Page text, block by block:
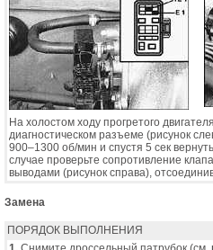
На холостом ходу прогретого
диагностическом разъеме (рисунок
900–1300 об/мин и спустя 5 сек
случае проверьте сопротивление
выводами (рисунок справа),
Замена
ПОРЯДОК ВЫПОЛНЕНИЯ